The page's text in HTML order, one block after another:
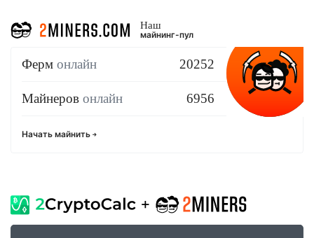
Наш
майнинг-пул
Ферм онлайн 20252
Майнеров онлайн 6956
Начать майнить